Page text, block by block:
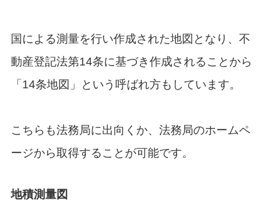
国による測量を行い作成された地図となり、不
動産登記法第14条に基づき作成されることから
「14条地図」という呼ばれ方もしています。
こちらも法務局に出向くか、法務局のホームペ
ージから取得することが可能です。
地積測量図